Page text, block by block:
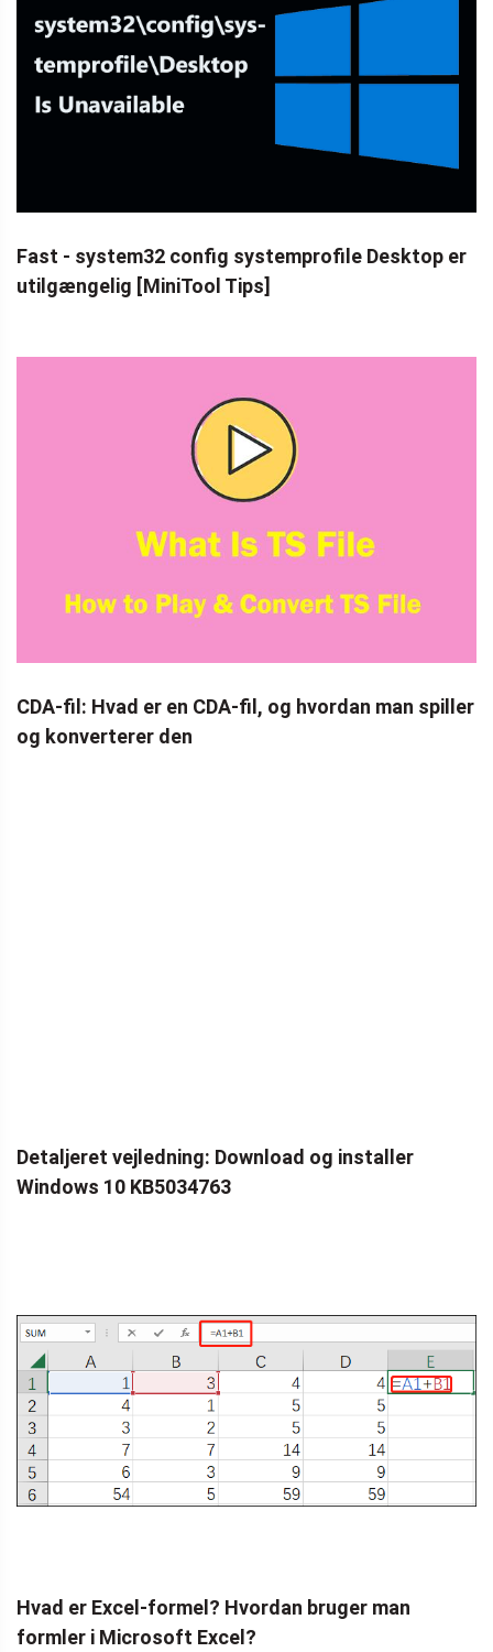
Fast - system32 config systemprofile Desktop er
utilgængelig [MiniTool Tips]
CDA-fil: Hvad er en CDA-fil, og hvordan man spiller
og konverterer den
Detaljeret vejledning: Download og installer
Windows 10 KB5034763
Hvad er Excel-formel? Hvordan bruger man
formler i Microsoft Excel?